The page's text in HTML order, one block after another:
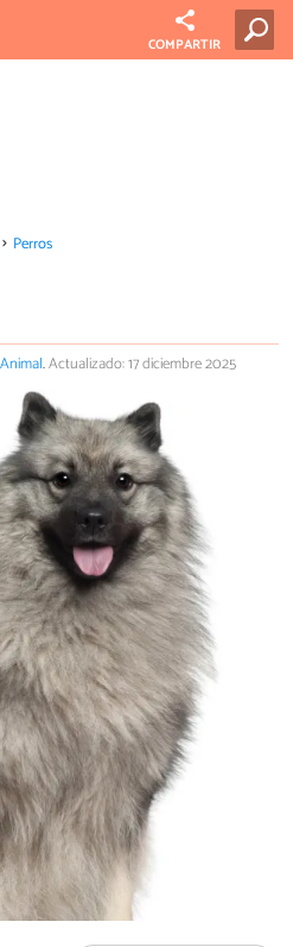
COMPARTIR
Perros
.Actualizado: 17 diciembre 2025